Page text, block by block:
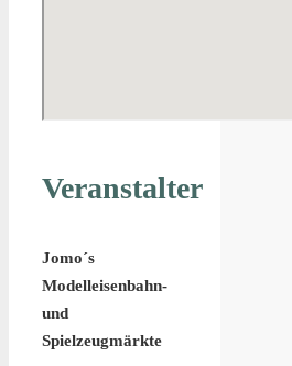
Veranstalter
Jomo´s
Modelleisenbahn-
und
Spielzeugmärkte